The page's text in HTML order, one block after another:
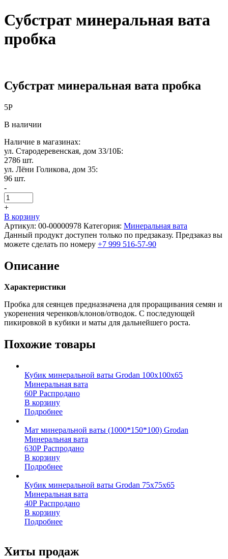
Субстрат минеральная вата
пробка
Субстрат минеральная вата пробка
5Р
В наличии
Наличие в магазинах:
ул. Стародеревенская, дом 33/10Б:
2786 шт.
ул. Лёни Голикова, дом 35:
96 шт.
-
+
В корзину
Артикул: 00-00000978 Категория: Минеральная вата
Данный продукт доступен только по предзаказу. Предзаказ вы
можете сделать по номеру +7 999 516-57-90
Описание
Характеристики
Пробка для сеянцев предназначена для проращивания семян и
укоренения черенков/клонов/отводок. С последующей
пикировкой в кубики и маты для дальнейшего роста.
Похожие товары
Кубик минеральной ваты Grodan 100х100х65
Минеральная вата
60Р Распродано
В корзину
Подробнее
Мат минеральной ваты (1000*150*100) Grodan
Минеральная вата
630Р Распродано
В корзину
Подробнее
Кубик минеральной ваты Grodan 75x75x65
Минеральная вата
40Р Распродано
В корзину
Подробнее
Хиты продаж